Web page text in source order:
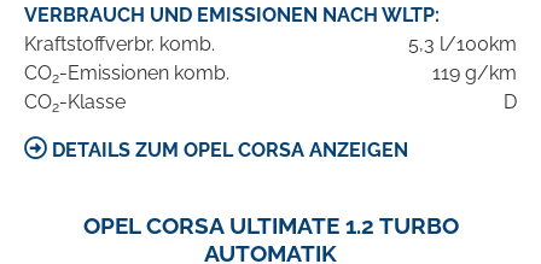
VERBRAUCH UND EMISSIONEN NACH WLTP:
Kraftstoffverbr. komb.
5,3 l/100km
CO2-Emissionen komb.
119 g/km
CO2-Klasse D
DETAILS ZUM OPEL CORSA ANZEIGEN
OPEL CORSA ULTIMATE 1.2 TURBO
AUTOMATIK